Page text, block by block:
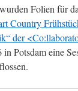
Folien für
Country
der
Potsdam eine